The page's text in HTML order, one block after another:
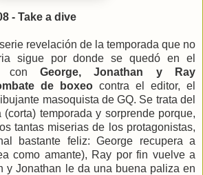
- Take a dive
revelación de la temporada que no
sigue por donde se quedó en el
con George, Jonathan y Ray
de boxeo contra el editor, el
masoquista de GQ. Se trata del
temporada y sorprende porque,
tantas miserias de los protagonistas,
bastante feliz: George recupera a
como amante), Ray por fin vuelve a
y Jonathan le da una buena paliza en